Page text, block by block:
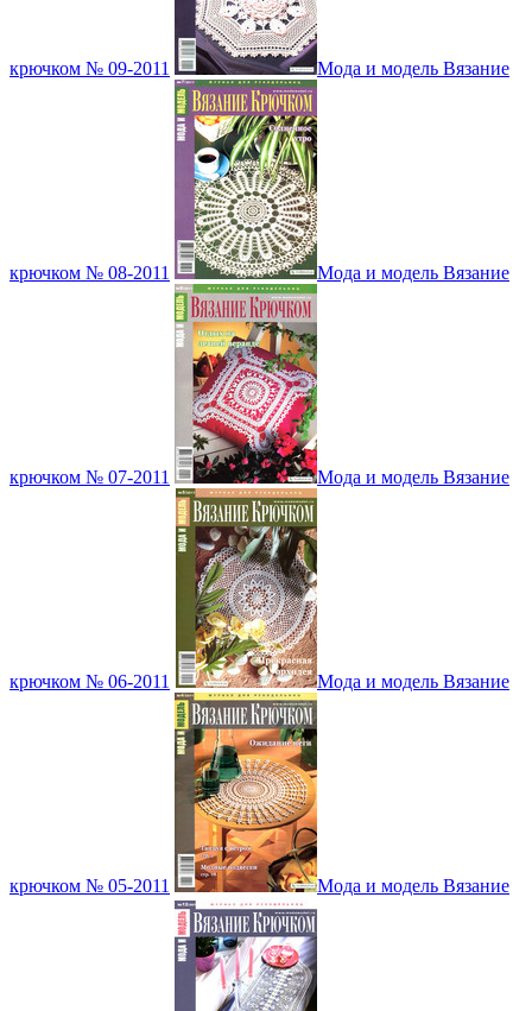
крючком № 09-2011 Мода и модель Вязание
крючком № 08-2011 Мода и модель Вязание
крючком № 07-2011 Мода и модель Вязание
крючком № 06-2011 Мода и модель Вязание
крючком № 05-2011 Мода и модель Вязание